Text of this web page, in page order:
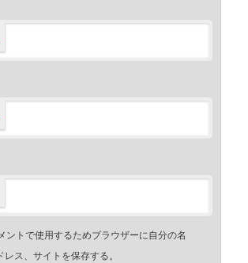
ントで使用するためブラウザーに自分の名
ス、サイトを保存する。